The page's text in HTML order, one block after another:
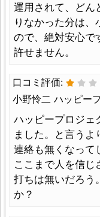
運用されて、どん
りなかった分は、
ので、絶対安心で
許せません。
口コミ評価:
小野怜二 ハッピー
ハッピープロジェ
ました。と言う
連絡も無くなって
ここまで人を信じ
打ちは無いだろう
か？